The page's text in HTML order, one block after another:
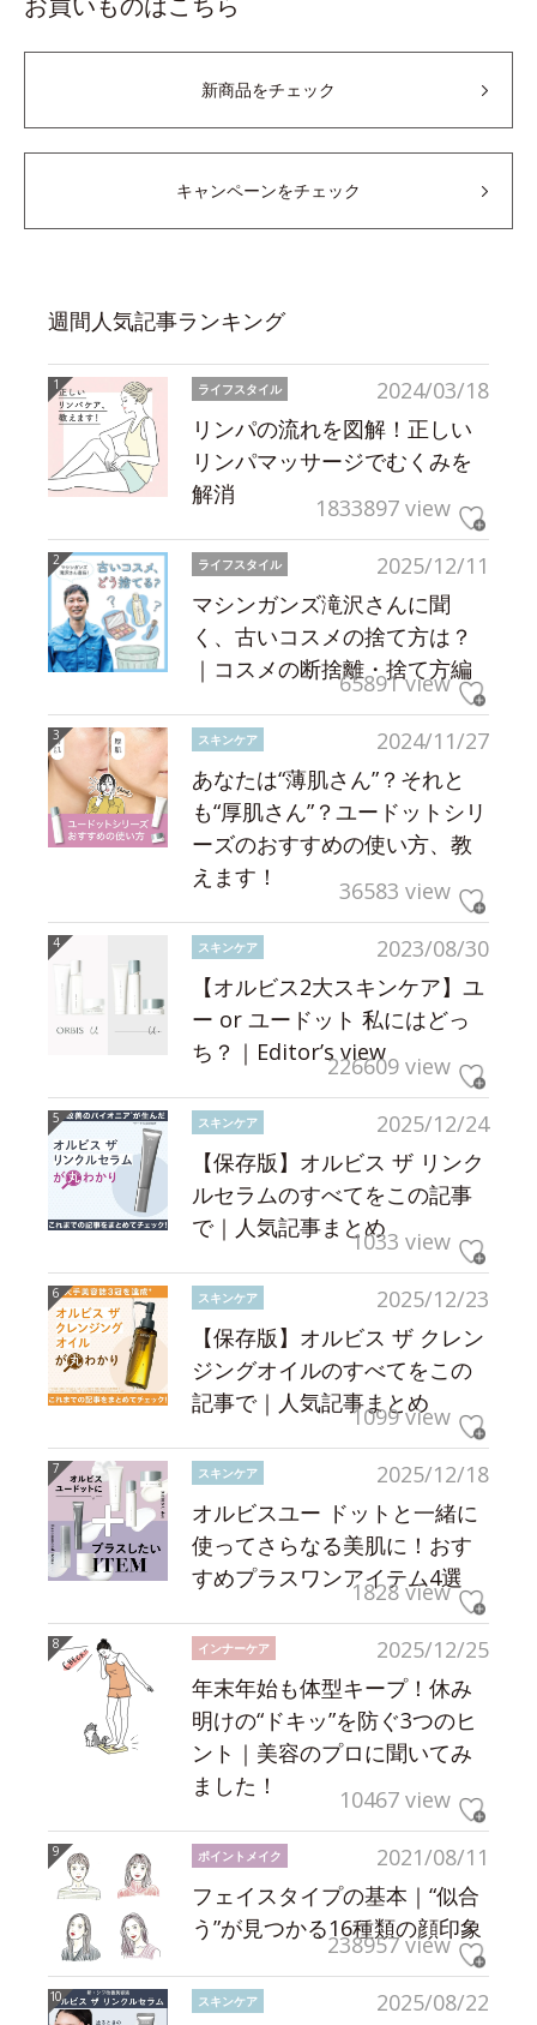
新商品をチェック
キャンペーンをチェック
週間人気記事ランキング
2024/03/18
ライフスタイル
リンパの流れを図解！正しい
リンパマッサージでむくみを
解消
1833897 view
2025/12/11
ライフスタイル
マシンガンズ滝沢さんに聞
く、古いコスメの捨て方は？
｜コスメの断捨離・捨て方編
65891 view
2024/11/27
スキンケア
あなたは“薄肌さん”？それと
も“厚肌さん”？ユードットシリ
ーズのおすすめの使い方、教
えます！
36583 view
2023/08/30
スキンケア
【オルビス2大スキンケア】ユ
ー or ユードット 私にはどっ
ち？｜Editor’s view226609 view
2025/12/24
スキンケア
【保存版】オルビス ザ リンク
ルセラムのすべてをこの記事
で｜人気記事まとめ1033 view
2025/12/23
スキンケア
【保存版】オルビス ザ クレン
ジングオイルのすべてをこの
記事で｜人気記事まとめ
1099 view
2025/12/18
スキンケア
オルビスユー ドットと一緒に
使ってさらなる美肌に！おす
すめプラスワンアイテム4選
1828 view
2025/12/25
インナーケア
年末年始も体型キープ！休み
明けの“ドキッ”を防ぐ3つのヒ
ント｜美容のプロに聞いてみ
ました！
10467 view
2021/08/11
ポイントメイク
フェイスタイプの基本｜“似合
う”が見つかる16種類の顔印象
238957 view
2025/08/22
スキンケア